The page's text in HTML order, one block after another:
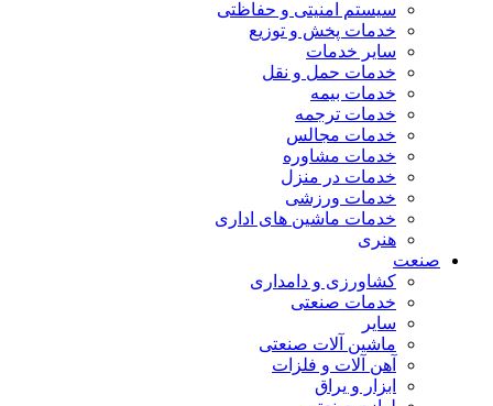
سیستم امنیتی و حفاظتی
خدمات پخش و توزیع
سایر خدمات
خدمات حمل و نقل
خدمات بیمه
خدمات ترجمه
خدمات مجالس
خدمات مشاوره
خدمات در منزل
خدمات ورزشی
خدمات ماشین های اداری
هنری
صنعت
کشاورزی و دامداری
خدمات صنعتی
سایر
ماشین آلات صنعتی
آهن آلات و فلزات
ابزار و یراق